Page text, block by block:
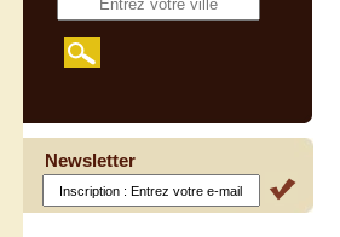
Newsletter